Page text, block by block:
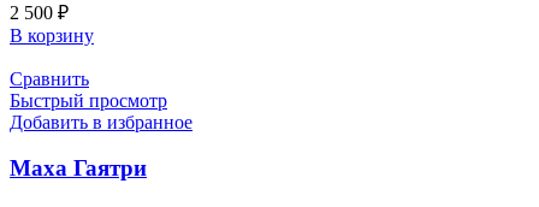
2 500 ₽
В корзину
Сравнить
Быстрый просмотр
Добавить в избранное
Маха Гаятри